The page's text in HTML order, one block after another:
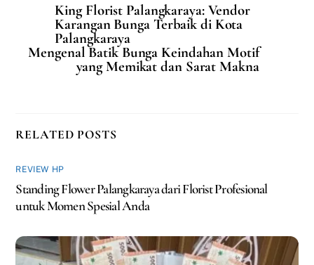
King Florist Palangkaraya: Vendor
Karangan Bunga Terbaik di Kota
Palangkaraya
Mengenal Batik Bunga Keindahan Motif
yang Memikat dan Sarat Makna
RELATED POSTS
REVIEW HP
Standing Flower Palangkaraya dari Florist Profesional
untuk Momen Spesial Anda